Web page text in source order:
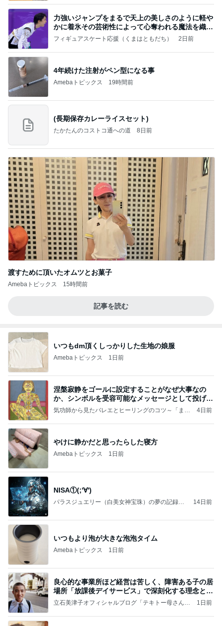
力強いジャンプをまるで天上の美しさのように軽や
かに着氷その芸術性によって心奪われる魔法を織り
なす
フィギュアスケート応援（くまはともだち） 2日前
4年続けた注射がペン型になる事
Amebaトピックス 19時間前
(長期保存カレーライスセット)
たかたんのコストコ通への道 8日前
渡すために頂いたオムツとお菓子
Amebaトピックス 15時間前
記事を読む
いつもdm頂くしっかりした生地の娘服
Amebaトピックス 1日前
涅槃寂静をゴールに設定することがなぜ大事なの
か、シンボルを受容可能なメッセージとして投げる
ことが
気功師から見たバレエとヒーリングのコツ～「まと
4日前
やけに静かだと思ったらした寝方
Amebaトピックス 1日前
NISA①(;'∀')
パラスジュエリー（白美女神宝珠）の夢の記録
14日前
いつもより泡が大きな泡泡タイム
Amebaトピックス 1日前
良心的な事業所ほど経営は苦しく、障害ある子の居
場所「放課後デイサービス」で深刻化する理念と現
実の
立石美津子オフィシャルブログ「テキトー母さんの
1日前